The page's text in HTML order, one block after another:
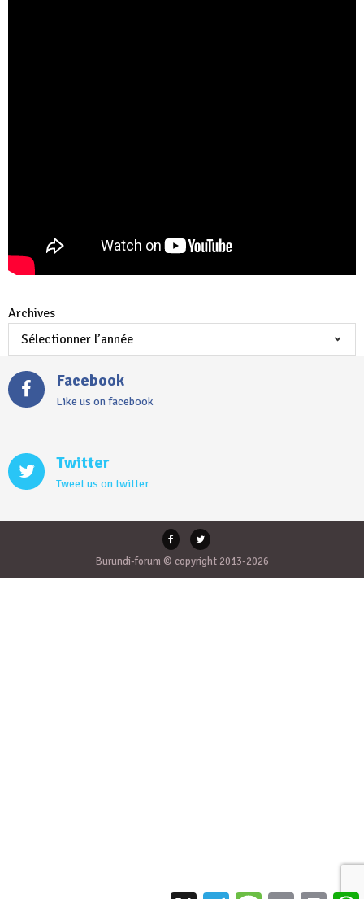
Archives
Facebook
Like us on facebook
Twitter
Tweet us on twitter
Burundi-forum © copyright 2013-2026